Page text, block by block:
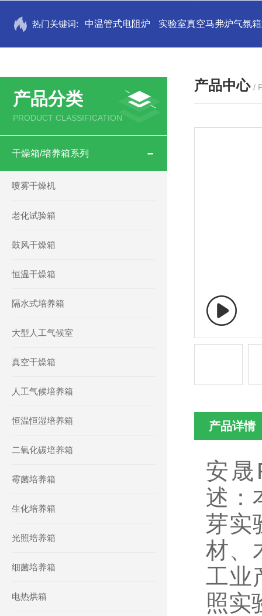
热门关键词: 中温管式电阻炉 实验室真空马弗炉气氛
产品分类
PRODUCT CLASSIFICATION
干燥箱/培养箱系列
喷雾干燥机
老化试验箱
鼓风干燥箱
恒温干燥箱
隔水式培养箱
大型人工气候室
真空干燥箱
人工气候培养箱
恒温恒湿培养箱
二氧化碳培养箱
霉菌培养箱
生化培养箱
光照培养箱
细菌培养箱
电热烘箱
产品中心 /
产品详情
安晟
述：
芽实
材、
工业
照实